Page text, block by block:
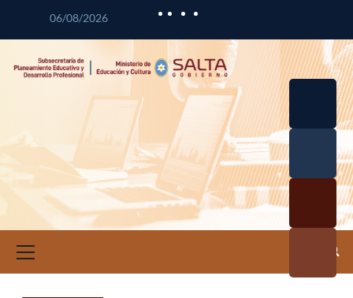
06/08/2026
Curricul
Profesio
a
Investig